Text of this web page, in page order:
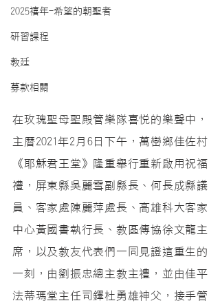
2025禧年-希望的朝聖者
研習課程
教廷
募款相關
在玫瑰聖母聖殿管樂隊喜悅的樂聲中，
主曆2021年2月6日下午，萬巒鄉佳佐村
《耶穌君王堂》隆重舉行重新啟用祝福
禮，屏東縣吳麗雪副縣長、何長成縣議
員、客家處陳麗萍處長、高雄科大客家
中心黃國書執行長、教區傳協徐文龍主
席，以及教友代表們一同見證這重生的
一刻，由劉振忠總主教主禮，並由佳平
法蒂瑪堂主任司鐸杜勇雄神父，接手管